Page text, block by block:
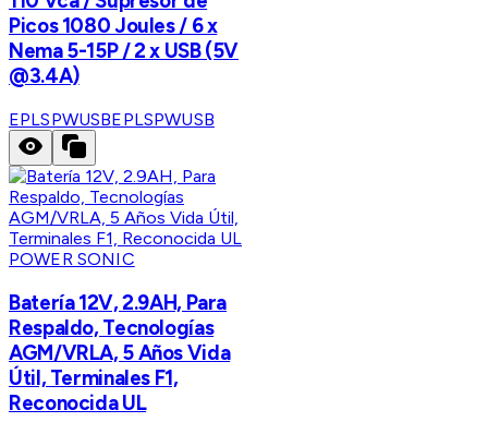
Picos 1080 Joules / 6 x
Nema 5-15P / 2 x USB (5V
@3.4A)
EPLSPWUSBEPLSPWUSB
POWER SONIC
Batería 12V, 2.9AH, Para
Respaldo, Tecnologías
AGM/VRLA, 5 Años Vida
Útil, Terminales F1,
Reconocida UL